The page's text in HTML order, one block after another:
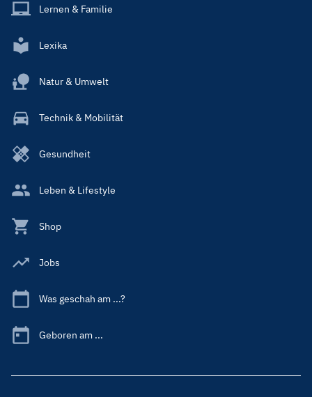
Lernen & Familie
Lexika
Natur & Umwelt
Technik & Mobilität
Gesundheit
Leben & Lifestyle
Shop
Jobs
Was geschah am ...?
Geboren am ...